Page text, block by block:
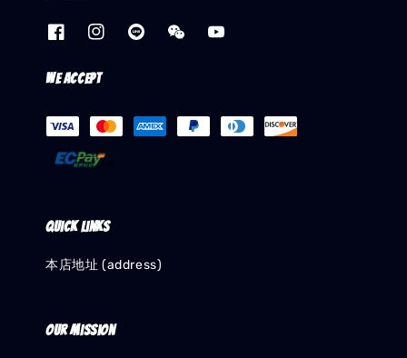
We accept
Quick links
本店地址 (address)
Our mission